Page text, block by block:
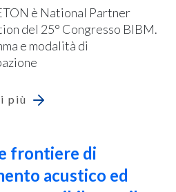
è National Partner
del 25° Congresso BIBM.
e modalità di
più
frontiere di
acustico ed